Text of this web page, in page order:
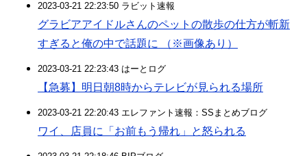
2023-03-21 22:23:50 ラビット速報
グラビアアイドルさんのペットの散歩の仕方が斬新
すぎると俺の中で話題に （※画像あり）
2023-03-21 22:23:43 はーとログ
【急募】明日朝8時からテレビが見られる場所
2023-03-21 22:20:43 エレファント速報：SSまとめブログ
ワイ、店員に「お前もう帰れ」と怒られる